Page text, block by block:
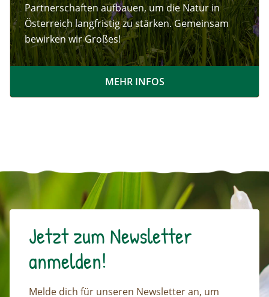
Partnerschaften aufbauen, um die Natur in
Österreich langfristig zu stärken. Gemeinsam
bewirken wir Großes!
MEHR INFOS
Jetzt zum Newsletter
anmelden!
Melde dich für unseren Newsletter an, um